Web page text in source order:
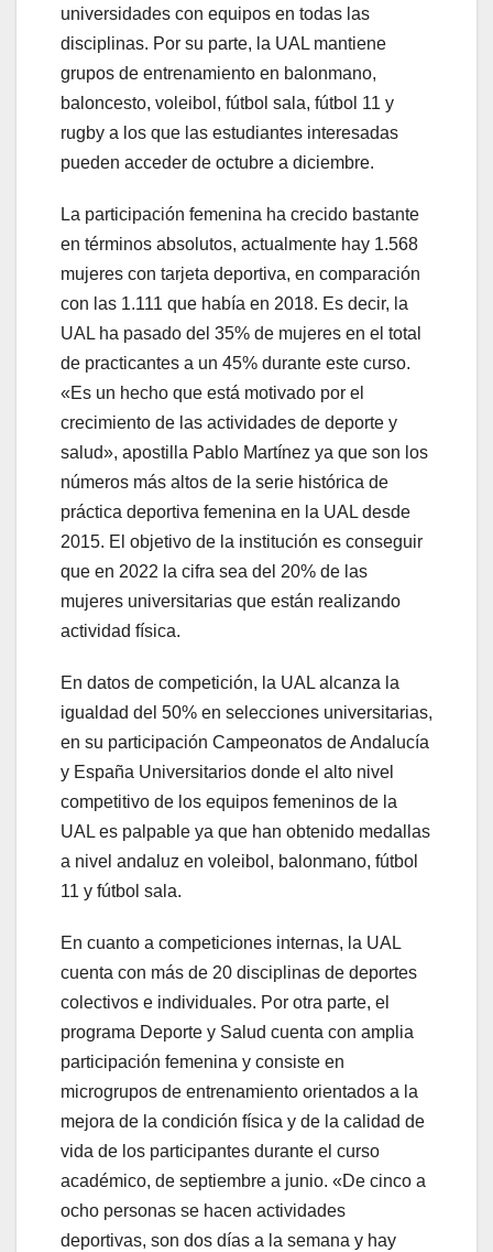
universidades con equipos en todas las
disciplinas. Por su parte, la UAL mantiene
grupos de entrenamiento en balonmano,
baloncesto, voleibol, fútbol sala, fútbol 11 y
rugby a los que las estudiantes interesadas
pueden acceder de octubre a diciembre.
La participación femenina ha crecido bastante
en términos absolutos, actualmente hay 1.568
mujeres con tarjeta deportiva, en comparación
con las 1.111 que había en 2018. Es decir, la
UAL ha pasado del 35% de mujeres en el total
de practicantes a un 45% durante este curso.
«Es un hecho que está motivado por el
crecimiento de las actividades de deporte y
salud», apostilla Pablo Martínez ya que son los
números más altos de la serie histórica de
práctica deportiva femenina en la UAL desde
2015. El objetivo de la institución es conseguir
que en 2022 la cifra sea del 20% de las
mujeres universitarias que están realizando
actividad física.
En datos de competición, la UAL alcanza la
igualdad del 50% en selecciones universitarias,
en su participación Campeonatos de Andalucía
y España Universitarios donde el alto nivel
competitivo de los equipos femeninos de la
UAL es palpable ya que han obtenido medallas
a nivel andaluz en voleibol, balonmano, fútbol
11 y fútbol sala.
En cuanto a competiciones internas, la UAL
cuenta con más de 20 disciplinas de deportes
colectivos e individuales. Por otra parte, el
programa Deporte y Salud cuenta con amplia
participación femenina y consiste en
microgrupos de entrenamiento orientados a la
mejora de la condición física y de la calidad de
vida de los participantes durante el curso
académico, de septiembre a junio. «De cinco a
ocho personas se hacen actividades
deportivas, son dos días a la semana y hay